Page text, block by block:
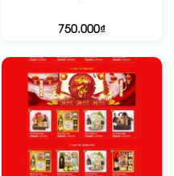
750.000₫